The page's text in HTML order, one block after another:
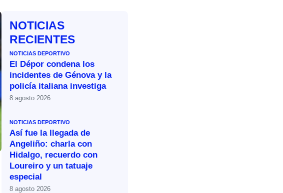
NOTICIAS
RECIENTES
NOTICIAS DEPORTIVO
El Dépor condena los
incidentes de Génova y la
policía italiana investiga
8 agosto 2026
NOTICIAS DEPORTIVO
Así fue la llegada de
Angeliño: charla con
Hidalgo, recuerdo con
Loureiro y un tatuaje
especial
8 agosto 2026